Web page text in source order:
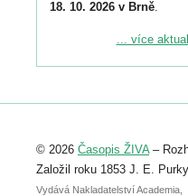
18. 10. 2026 v Brně.
Podrobnější informace ke
Registrovat se můžete
abstraktu přihlášené
posteru je už 30. června.
... více
© 2026 Časopis ŽIVA–
Založil roku 1853 J. E.
Vydává Nakladatelství Academia,